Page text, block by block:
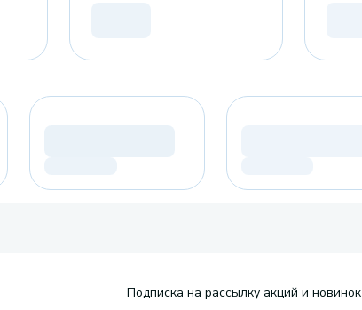
Подписка на рассылку акций и новинок